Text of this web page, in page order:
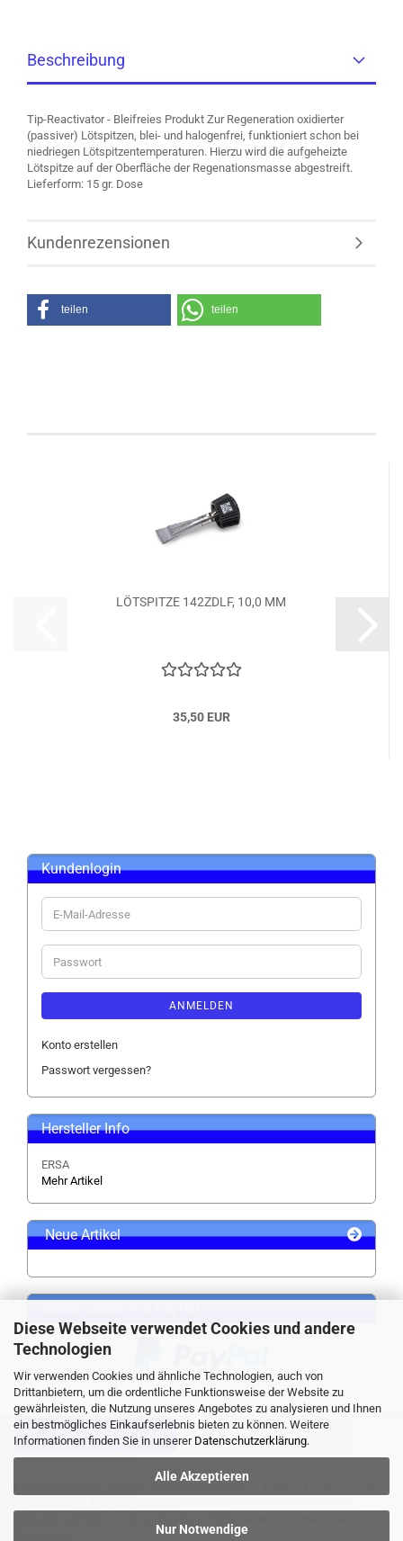
Diese Webseite verwendet Cookies und andere
Technologien
Wir verwenden Cookies und ähnliche Technologien, auch von
Drittanbietern, um die ordentliche Funktionsweise der Website zu
gewährleisten, die Nutzung unseres Angebotes zu analysieren und Ihnen
ein bestmögliches Einkaufserlebnis bieten zu können. Weitere
Informationen finden Sie in unserer Datenschutzerklärung.
Alle Akzeptieren
Nur Notwendige
Beschreibung
Tip-Reactivator - Bleifreies Produkt Zur Regeneration oxidierter
(passiver) Lötspitzen, blei- und halogenfrei, funktioniert schon bei
niedriegen Lötspitzentemperaturen. Hierzu wird die aufgeheizte
Lötspitze auf der Oberfläche der Regenationsmasse abgestreift.
Lieferform: 15 gr. Dose
Kundenrezensionen
teilen teilen
LÖTSPITZE 142ZDLF, 10,0 MM
35,50 EUR
Kundenlogin
E-
Mail-
Adresse
Passwort
ANMELDEN
Konto erstellen
Passwort vergessen?
Hersteller Info
ERSA
Mehr Artikel
Neue Artikel
VERTRAG WIDERRUFEN
Liefer- und Versandkosten